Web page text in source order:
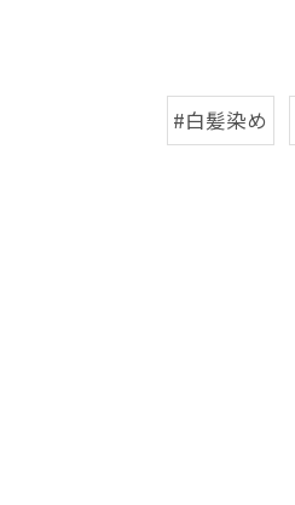
#白髪染め